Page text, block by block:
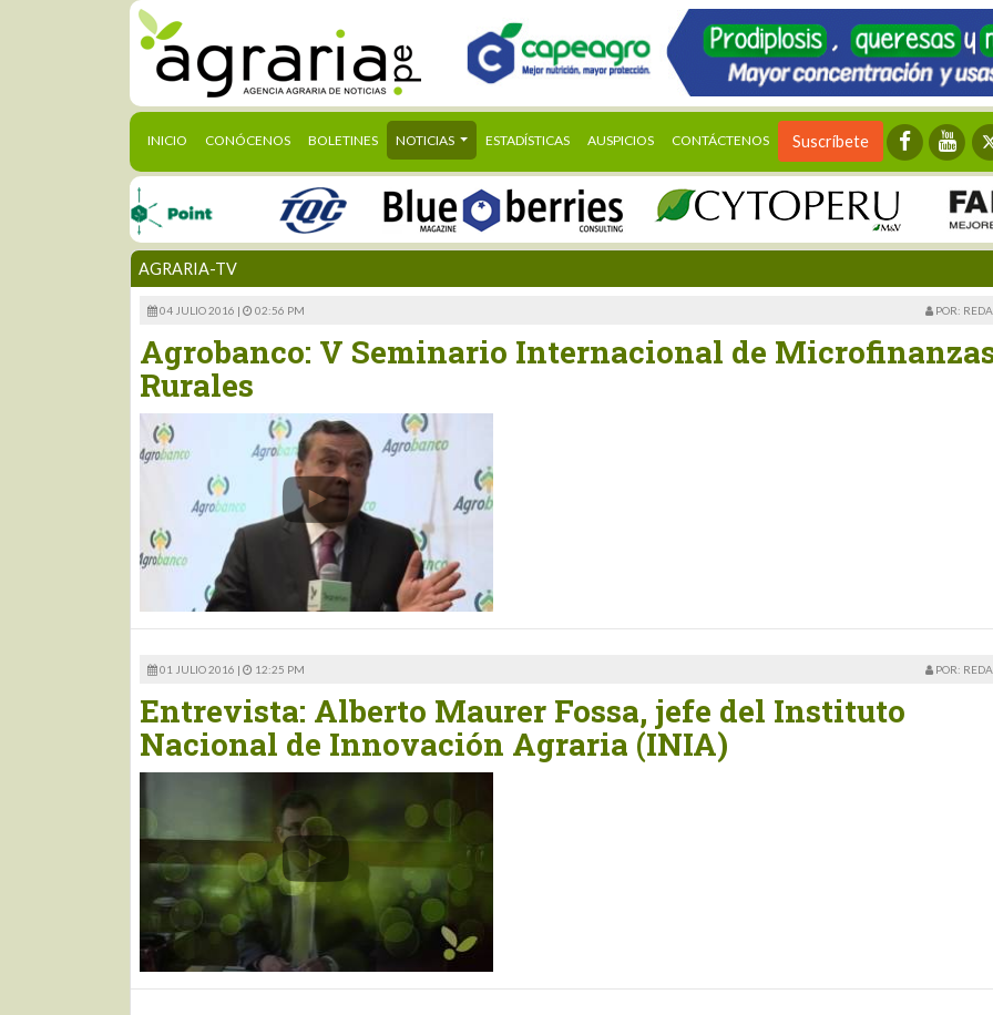
INICIO (CURRENT)
CONÓCENOS BOLETINES NOTICIAS ESTADÍSTICAS AUSPICIOS CONTÁCTENOS Suscríbete
AGRARIA-TV
04 JULIO 2016 | 02:56 PM POR:
Agrobanco: V Seminario Internacional de
Rurales
01 JULIO 2016 | 12:25 PM POR:
Entrevista: Alberto Maurer Fossa, jefe del Instituto
Nacional de Innovación Agraria (INIA)